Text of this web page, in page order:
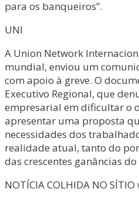
para os banqueiros”.
UNI
A Union Network
mundial, enviou um
com apoio à greve. O
Executivo Regional, que
empresarial em dificultar o
apresentar uma proposta
necessidades dos
realidade atual, tanto do
das crescentes ganâncias
NOTÍCIA COLHIDA NO